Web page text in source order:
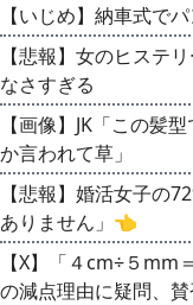
【いじめ】納車式で
【悲報】女のヒステ
なさすぎる
【画像】JK「この髪
か言われて草」
【悲報】婚活女子の
ありません」👈
【X】「４cm÷５
の減点理由に疑問、